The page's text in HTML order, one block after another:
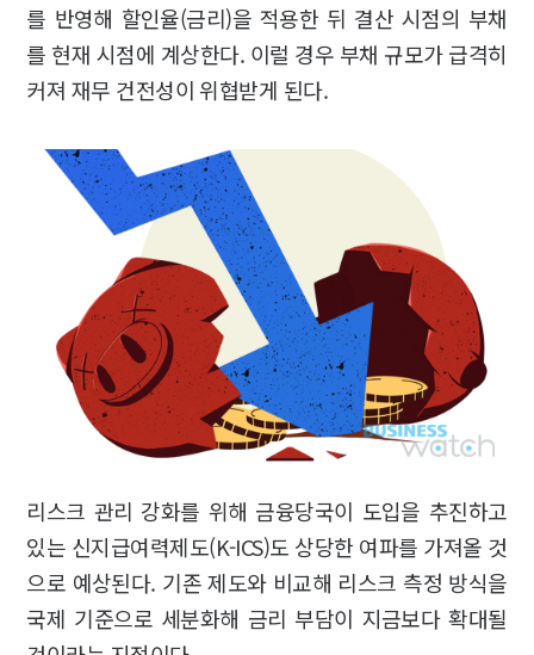
를 반영해 할인율(금리)을 적용한 뒤 결산 시점의 부채
를 현재 시점에 계상한다. 이럴 경우 부채 규모가 급격히
커져 재무 건전성이 위협받게 된다.
리스크 관리 강화를 위해 금융당국이 도입을 추진하고
있는 신지급여력제도(K-ICS)도 상당한 여파를 가져올 것
으로 예상된다. 기존 제도와 비교해 리스크 측정 방식을
국제 기준으로 세분화해 금리 부담이 지금보다 확대될